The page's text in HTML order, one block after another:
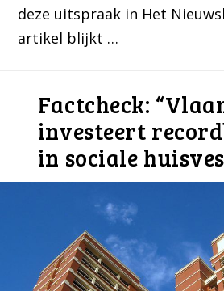
deze uitspraak in Het
artikel blijkt …
Factcheck:
investeert
in sociale